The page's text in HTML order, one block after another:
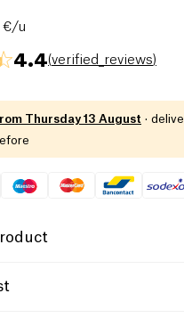
€/u
4.4(verified_reviews)
Thursday 13 August ·